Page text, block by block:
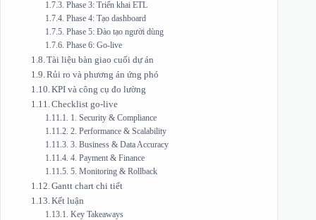
Phase 3: Triển khai ETL
Phase 4: Tạo dashboard
Phase 5: Đào tạo người dùng
Phase 6: Go-live
Tài liệu bàn giao cuối dự án
Rủi ro và phương án ứng phó
KPI và công cụ đo lường
Checklist go-live
1. Security & Compliance
2. Performance & Scalability
3. Business & Data Accuracy
4. Payment & Finance
5. Monitoring & Rollback
Gantt chart chi tiết
Kết luận
Key Takeaways